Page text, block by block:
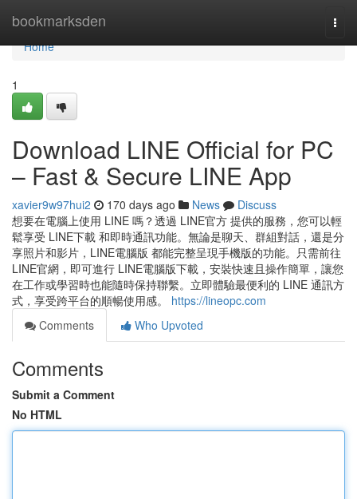
bookmarksden
Home
Home
1
Download LINE Official for PC
– Fast & Secure LINE App
xavier9w97hui2 170 days ago News
Discuss
想要在電腦上使用 LINE 嗎？透過 LINE官方 提供的服務，您可以輕
鬆享受 LINE下載 和即時通訊功能。無論是聊天、群組對話，還是分
享照片和影片，LINE電腦版 都能完整呈現手機版的功能。只需前往
LINE官網，即可進行 LINE電腦版下載，安裝快速且操作簡單，讓您
在工作或學習時也能隨時保持聯繫。立即體驗最便利的 LINE 通訊方
式，享受跨平台的順暢使用感。 https://lineopc.com
Comments
Who Upvoted
Comments
Submit a Comment
No HTML